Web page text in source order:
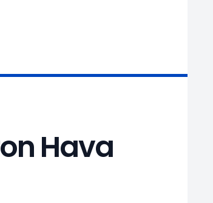
Hava